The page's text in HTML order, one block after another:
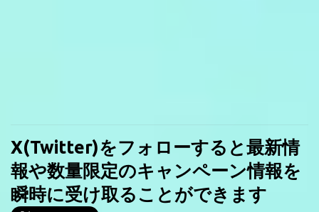
X(Twitter)をフォローすると最新情
報や数量限定のキャンペーン情報を
瞬時に受け取ることができます